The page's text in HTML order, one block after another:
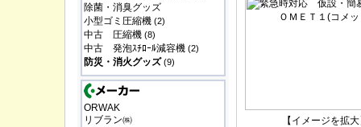
除菌・消臭グッズ
小型ゴミ圧縮機 (2)
中古 圧縮機 (8)
中古 発泡ｽﾁﾛｰﾙ減容機 (2)
防災・消火グッズ(9)
ORWAK
リブラン㈱
【イメージを拡